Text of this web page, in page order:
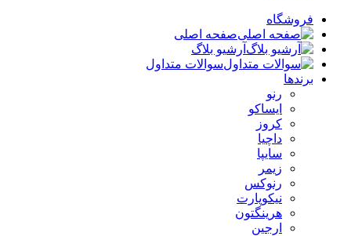
فروشگاه
صفحه اصلی
آرشیو بلاگ
سوالات متداول
برندها
رنو
ایساکو
کروز
داچیا
سایپا
زیمر
رنوکس
نیکوپارت
هرینگتون
ارجین